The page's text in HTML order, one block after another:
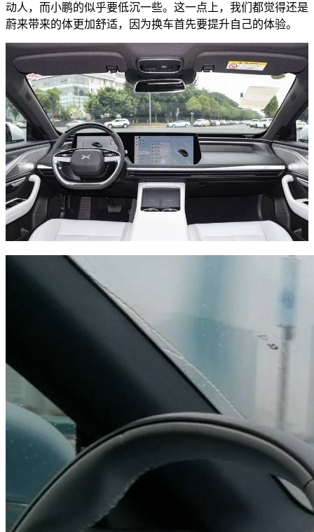
动人，而小鹏的似乎要低沉一些。这一点上，我们都觉得还是
蔚来带来的体更加舒适，因为换车首先要提升自己的体验。